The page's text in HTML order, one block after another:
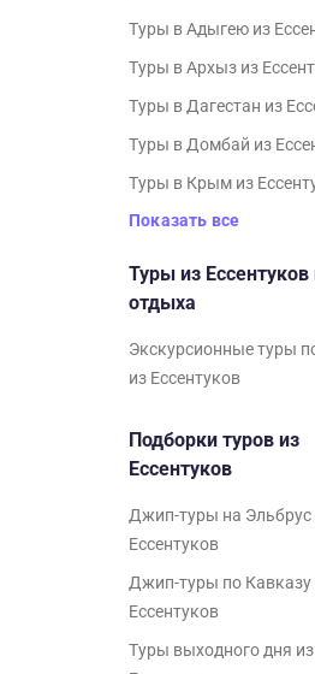
Туры в Адыгею из
Туры в Архыз из
Туры в Дагестан из
Туры в Домбай из
Туры в Крым из
Показать все
Туры из
отдыха
Экскурсионные туры
из Ессентуков
Подборки туров из
Ессентуков
Джип-туры на Эльбрус
Ессентуков
Джип-туры по Кавказу
Ессентуков
Туры выходного дня из